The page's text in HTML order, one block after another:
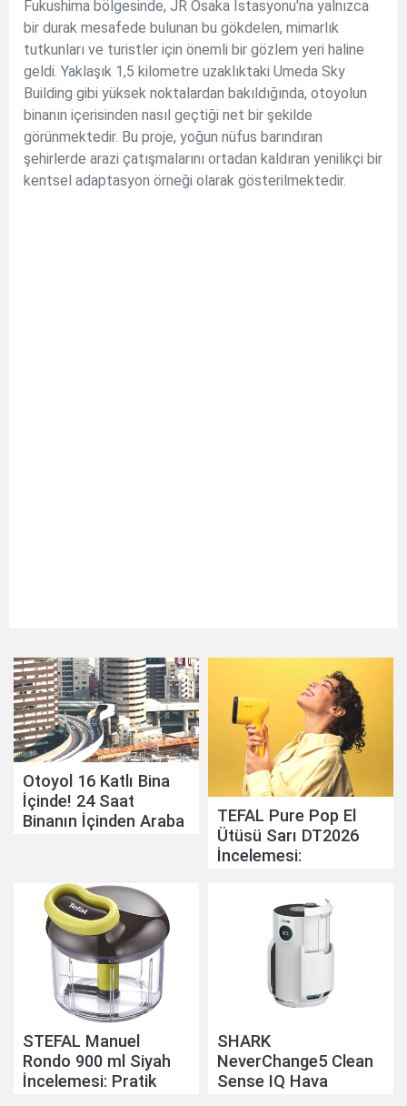
Fukushima bölgesinde, JR Osaka İstasyonu'na yalnızca
bir durak mesafede bulunan bu gökdelen, mimarlık
tutkunları ve turistler için önemli bir gözlem yeri haline
geldi. Yaklaşık 1,5 kilometre uzaklıktaki Umeda Sky
Building gibi yüksek noktalardan bakıldığında, otoyolun
binanın içerisinden nasıl geçtiği net bir şekilde
görünmektedir. Bu proje, yoğun nüfus barındıran
şehirlerde arazi çatışmalarını ortadan kaldıran yenilikçi bir
kentsel adaptasyon örneği olarak gösterilmektedir.
Otoyol 16 Katlı Bina
İçinde! 24 Saat
Binanın İçinden Araba
TEFAL Pure Pop El
Ütüsü Sarı DT2026
İncelemesi:
Hayatı Kolaylaştırıyor
STEFAL Manuel
Rondo 900 ml Siyah
İncelemesi: Pratik
SHARK
NeverChange5 Clean
Sense IQ Hava